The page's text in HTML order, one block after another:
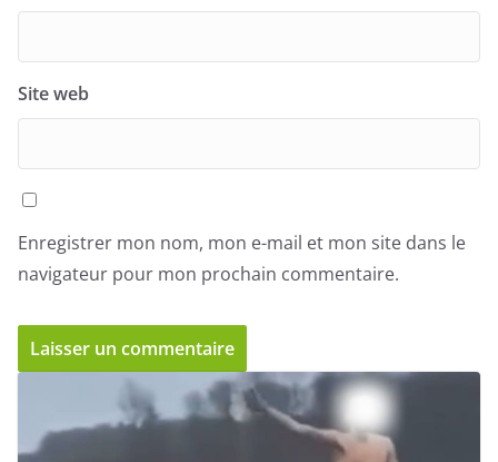
Site web
Enregistrer mon nom, mon e-mail et mon site dans le
navigateur pour mon prochain commentaire.